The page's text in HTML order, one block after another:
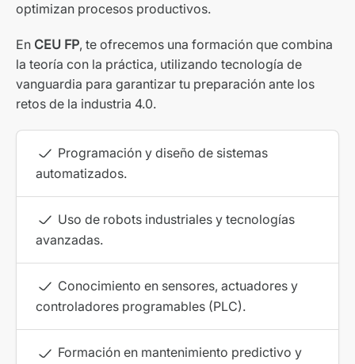
optimizan procesos productivos.
En CEU FP, te ofrecemos una formación que combina
la teoría con la práctica, utilizando tecnología de
vanguardia para garantizar tu preparación ante los
retos de la industria 4.0.
Programación y diseño de sistemas
automatizados.
Uso de robots industriales y tecnologías
avanzadas.
Conocimiento en sensores, actuadores y
controladores programables (PLC).
Formación en mantenimiento predictivo y